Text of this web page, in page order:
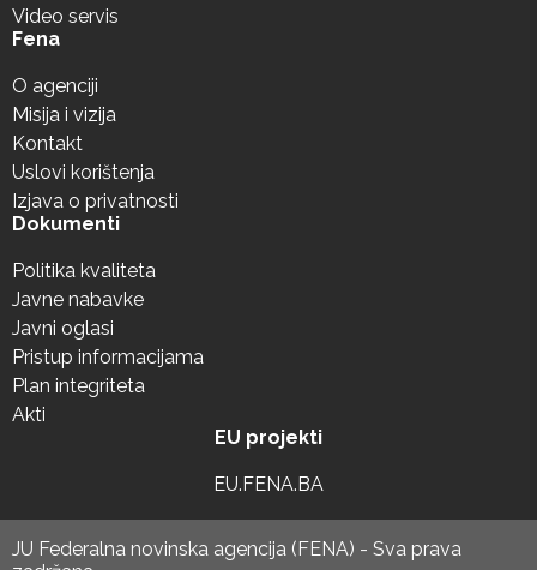
Video servis
Fena
O agenciji
Misija i vizija
Kontakt
Uslovi korištenja
Izjava o privatnosti
Dokumenti
Politika kvaliteta
Javne nabavke
Javni oglasi
Pristup informacijama
Plan integriteta
Akti
EU projekti
EU.FENA.BA
JU Federalna novinska agencija (FENA) - Sva prava